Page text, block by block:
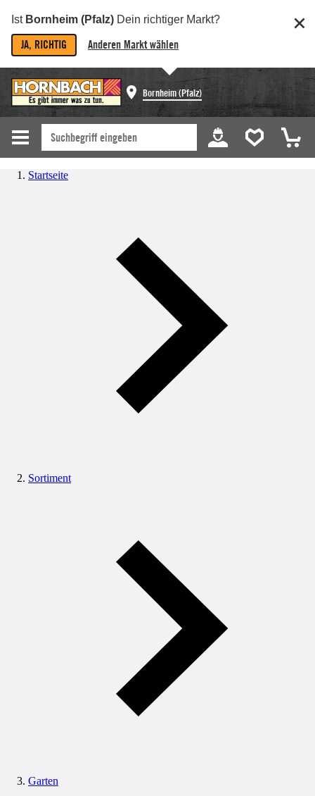
Ist Bornheim (Pfalz) Dein richtiger Markt?
JA, RICHTIG Anderen Markt wählen
Bornheim (Pfalz)
Startseite
Sortiment
Garten